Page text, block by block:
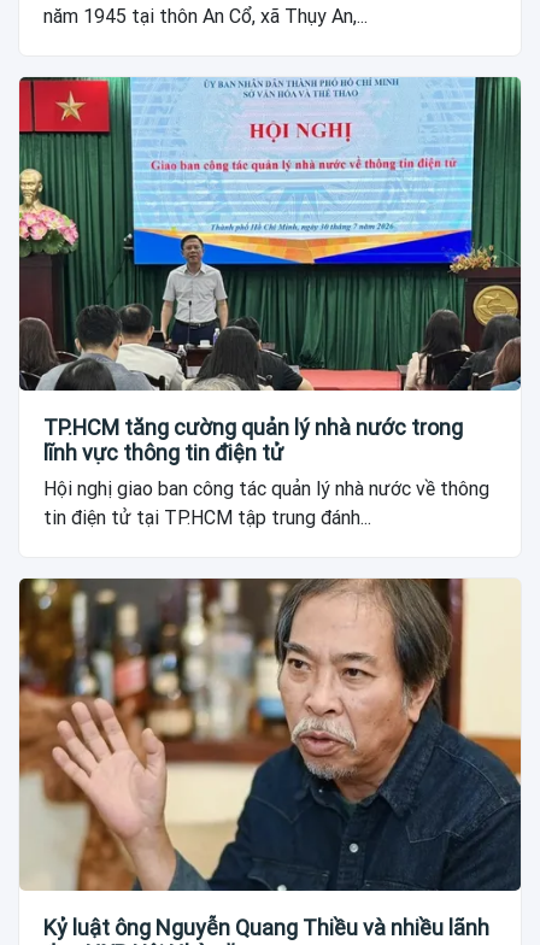
năm 1945 tại thôn An Cổ, xã Thụy An,...
TP.HCM tăng cường quản lý nhà nước trong
lĩnh vực thông tin điện tử
Hội nghị giao ban công tác quản lý nhà nước về thông
tin điện tử tại TP.HCM tập trung đánh...
Kỷ luật ông Nguyễn Quang Thiều và nhiều lãnh